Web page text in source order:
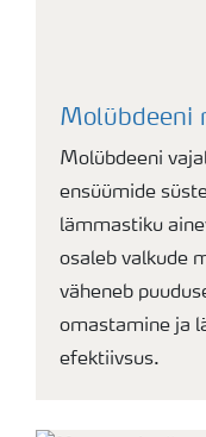
Molübdeeni
Molübdeeni
ensüümide
lämmastiku
osaleb valkude
väheneb
omastamine ja
efektiivsus.